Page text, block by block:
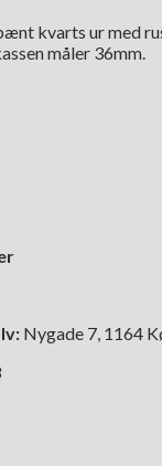
kvarts ur med
måler 36mm.
Nygade 7, 1164